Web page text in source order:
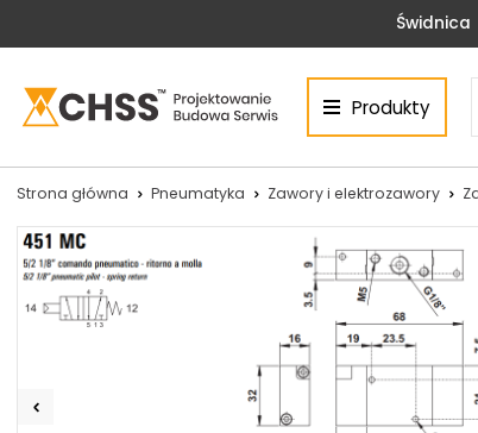
Centrum Hydrauliki Siłowej Świdnica
CHSS.PL DAWID WOŹNY
Siłowniki:
Serwis:
+48 536
+48 609
Świdnica
Produkty
Strona główna Pneumatyka Zawory i elektrozawory